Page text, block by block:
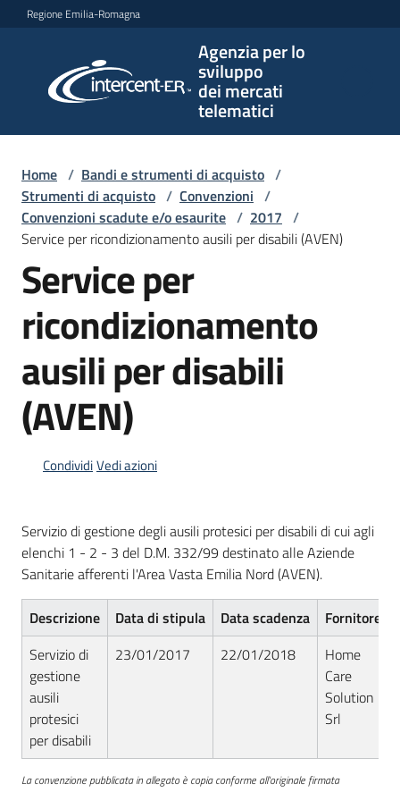
Vai al contenuto
Vai alla navigazione
Vai al footer
Regione Emilia-Romagna
Agenzia per lo
sviluppo
dei mercati
telematici
per lo
sviluppo
telematici
L'Agenzia
Bandi
strumenti
di
acquisto
Piattaforme
telematiche
English
site
Home / Bandi e strumenti di acquisto /
Strumenti di acquisto / Convenzioni /
Convenzioni scadute e/o esaurite / 2017 /
Service per ricondizionamento ausili per disabili (AVEN)
Service per
ricondizionamento
ausili per disabili
(AVEN)
CondividiVedi azioni
Servizio di gestione degli ausili protesici per disabili di cui agli
elenchi 1 - 2 - 3 del D.M. 332/99 destinato alle Aziende
Sanitarie afferenti l'Area Vasta Emilia Nord (AVEN).
Descrizione Data di stipula Data scadenza Fornitore
Servizio di
gestione
ausili
protesici
per disabili
23/01/2017 22/01/2018
Home
Care
Solution
Srl
La convenzione pubblicata in allegato è copia conforme all'originale firmata